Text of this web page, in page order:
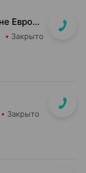
ул. Есенина, д. 76-1 (ТЦ Maximus, в м-не Евроопт Super)
Закрыто
Закрыто